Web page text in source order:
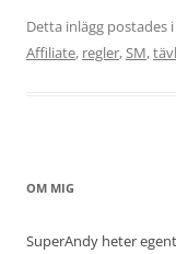
Detta inlägg postades i
Affiliate, regler,SM,
OM MIG
SuperAndy heter